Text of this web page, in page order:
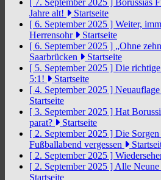
[ 7. September 2025 ] Borussias
Jahre alt!
Startseite
[ 6. September 2025 ] Weiter,
Herrensohr
Startseite
[ 6. September 2025 ] „Ohne
Saarbrücken
Startseite
[ 5. September 2025 ] Die
5:1!
Startseite
[ 4. September 2025 ]
Startseite
[ 3. September 2025 ] Hat
parat?
Startseite
[ 2. September 2025 ] Die
Fußballabend vergessen
[ 2. September 2025 ]
[ 2. September 2025 ] Alle
Startseite